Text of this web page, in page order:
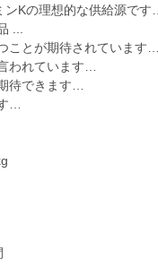
ンKの理想的な供給源です…
...
ことが期待されています…
われています…
待できます…
…